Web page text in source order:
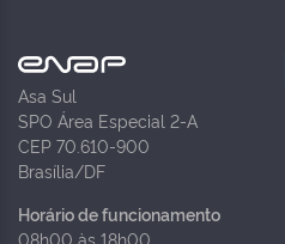
Asa Sul
SPO Área Especial 2-A
CEP 70.610-900
Brasília/DF
Horário de funcionamento
08h00 às 18h00